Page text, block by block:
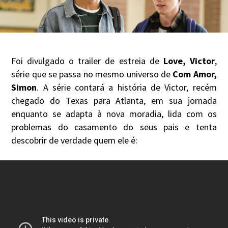
Foi divulgado o trailer de estreia de Love, Victor,
série que se passa no mesmo universo de Com Amor,
Simon. A série contará a história de Victor, recém
chegado do Texas para Atlanta, em sua jornada
enquanto se adapta à nova moradia, lida com os
problemas do casamento do seus pais e tenta
descobrir de verdade quem ele é: